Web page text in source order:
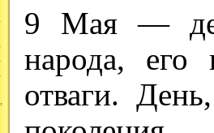
9 Мая —
народа, его
отваги.